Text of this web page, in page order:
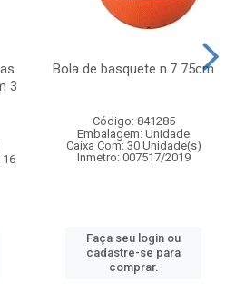
3
16
Bola de basquete n.7 75cm
Código: 841285
Embalagem: Unidade
Caixa Com: 30 Unidade(s)
Inmetro: 007517/2019
Faça seu login ou
cadastre-se para
comprar.